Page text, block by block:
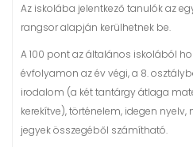
Az iskolába jelentkező tanulók az
rangsor alapján kerülhetnek be.
A 100 pont az általános iskolából
évfolyamon az év végi, a 8.
irodalom (a két tantárgy átlaga
kerekítve), történelem, idegen
jegyek összegéből számítható.